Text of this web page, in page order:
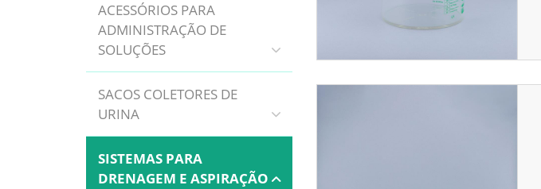
ACESSÓRIOS PARA
ADMINISTRAÇÃO DE
SOLUÇÕES
SACOS COLETORES DE
URINA
SISTEMAS PARA
DRENAGEM E ASPIRAÇÃO